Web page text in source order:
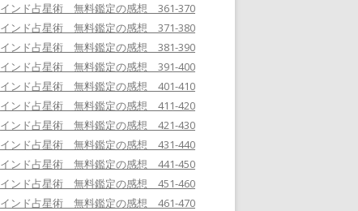
インド占星術 無料鑑定の感想 361-370
インド占星術 無料鑑定の感想 371-380
インド占星術 無料鑑定の感想 381-390
インド占星術 無料鑑定の感想 391-400
インド占星術 無料鑑定の感想 401-410
インド占星術 無料鑑定の感想 411-420
インド占星術 無料鑑定の感想 421-430
インド占星術 無料鑑定の感想 431-440
インド占星術 無料鑑定の感想 441-450
インド占星術 無料鑑定の感想 451-460
インド占星術 無料鑑定の感想 461-470